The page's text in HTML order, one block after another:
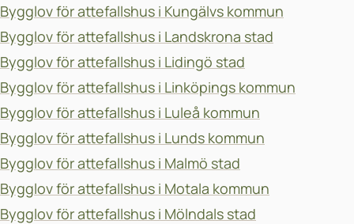
Bygglov för attefallshus i Kungälvs kommun
Bygglov för attefallshus i Landskrona stad
Bygglov för attefallshus i Lidingö stad
Bygglov för attefallshus i Linköpings kommun
Bygglov för attefallshus i Luleå kommun
Bygglov för attefallshus i Lunds kommun
Bygglov för attefallshus i Malmö stad
Bygglov för attefallshus i Motala kommun
Bygglov för attefallshus i Mölndals stad